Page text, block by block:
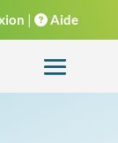
| Aide